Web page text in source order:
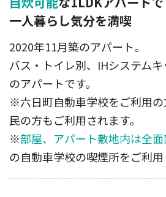
一人暮らし気分を満喫
2020年11月築のアパート。
バス・トイレ別、IHシステム
のアパートです。
※六日町自動車学校をご利用
民の方もご利用されます。
※部屋、アパート敷地内は全
の自動車学校の喫煙所をご利用